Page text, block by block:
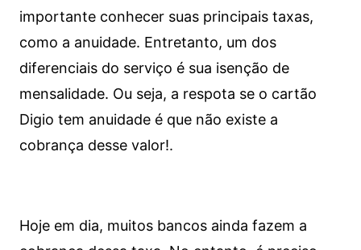
importante conhecer suas principais taxas,
como a anuidade. Entretanto, um dos
diferenciais do serviço é sua isenção de
mensalidade. Ou seja, a respota se o cartão
Digio tem anuidade é que não existe a
cobrança desse valor!.
Hoje em dia, muitos bancos ainda fazem a